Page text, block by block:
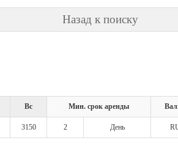
Назад к поиску
Вс Мин. срок аренды
3150 2 День